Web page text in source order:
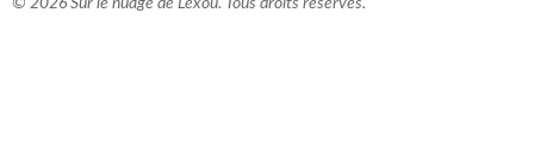
© 2026 Sur le nuage de Lexou. Tous droits réservés.